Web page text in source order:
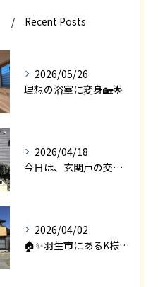
Recent Posts
2026/05/26
理想の浴室に変身🏡🌟
2026/04/18
今日は、玄関戸の交換工事をご紹介します🚪✨。
2026/04/02
🏠✨羽生市にあるK様邸は、2008年に㈱エアロックで新築され...